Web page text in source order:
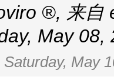
, 来自
May
May